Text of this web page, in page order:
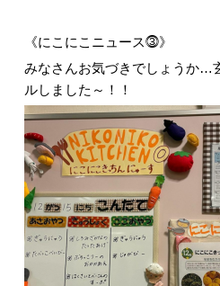
《にこにこニュース⓷》
みなさんお気づきでしょうか…
ルしました～！！